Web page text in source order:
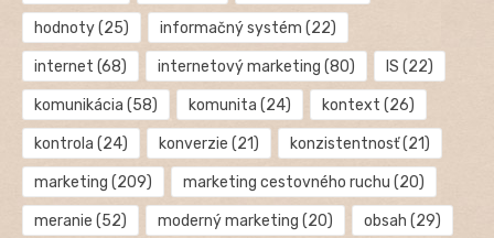
hodnoty(25) informačný systém (22)
internet (68) internetový marketing (80) IS (22)
komunikácia (58) komunita (24) kontext (26)
kontrola (24) konverzie (21) konzistentnosť(21)
marketing (209) marketing cestovného ruchu (20)
meranie (52) moderný marketing (20) obsah (29)